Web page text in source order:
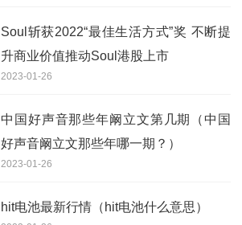
Soul斩获2022“最佳生活方式”奖 不断提
升商业价值推动Soul港股上市
2023-01-26
中国好声音那些年阚立文第几期（中国
好声音阚立文那些年哪一期？）
2023-01-26
hit电池最新行情（hit电池什么意思）